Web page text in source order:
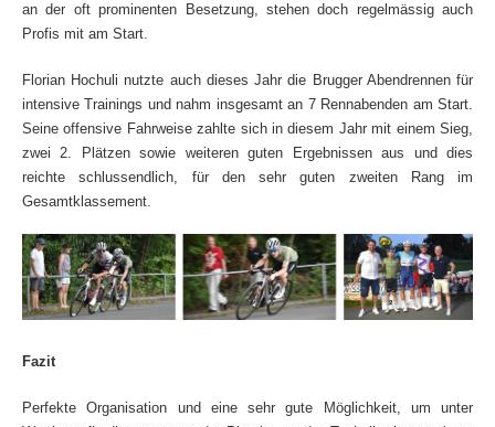
an der oft prominenten Besetzung, stehen doch regelmässig auch
Profis mit am Start.
Florian Hochuli nutzte auch dieses Jahr die Brugger Abendrennen für
intensive Trainings und nahm insgesamt an 7 Rennabenden am Start.
Seine offensive Fahrweise zahlte sich in diesem Jahr mit einem Sieg,
zwei 2. Plätzen sowie weiteren guten Ergebnissen aus und dies
reichte schlussendlich, für den sehr guten zweiten Rang im
Gesamtklassement.
Fazit
Perfekte Organisation und eine sehr gute Möglichkeit, um unter